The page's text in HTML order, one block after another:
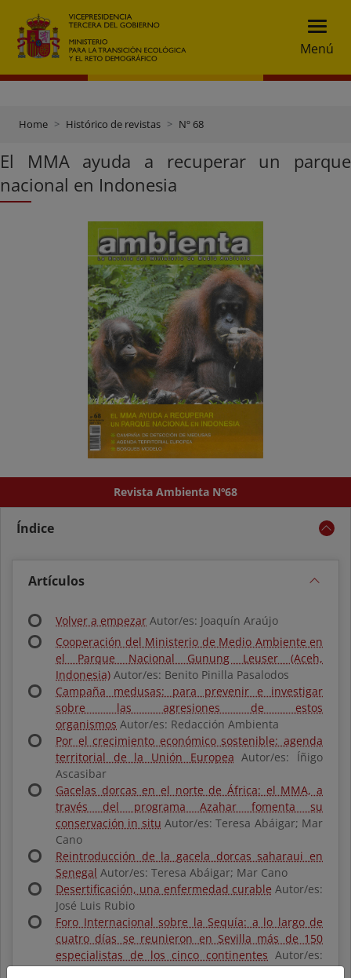
Menú
Home Histórico de revistas Nº 68
El MMA ayuda a recuperar un parque
nacional en Indonesia
Revista Ambienta Nº68
Índice
Artículos
Volver a empezar Autor/es: Joaquín Araújo
Cooperación del Ministerio de Medio Ambiente en
el Parque Nacional Gunung Leuser (Aceh,
Indonesia) Autor/es: Benito Pinilla Pasalodos
Campaña medusas: para prevenir e investigar
sobre las agresiones de estos
organismos Autor/es: Redacción Ambienta
Por el crecimiento económico sostenible: agenda
territorial de la Unión Europea Autor/es: Íñigo
Ascasibar
Gacelas dorcas en el norte de África: el MMA, a
través del programa Azahar fomenta su
conservación in situ Autor/es: Teresa Abáigar; Mar
Cano
Reintroducción de la gacela dorcas saharaui en
Senegal Autor/es: Teresa Abáigar; Mar Cano
Desertificación, una enfermedad curable Autor/es:
José Luis Rubio
Foro Internacional sobre la Sequía: a lo largo de
cuatro días se reunieron en Sevilla más de 150
especialistas de los cinco continentes Autor/es: